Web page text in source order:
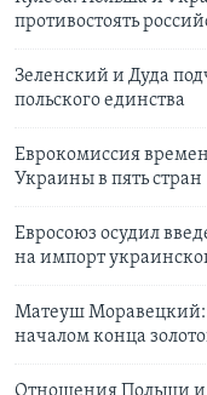
противостоять
Зеленский и Дуда
польского единства
Еврокомиссия
Украины в пять стран
Евросоюз осудил
на импорт
Матеуш Моравецкий:
началом конца